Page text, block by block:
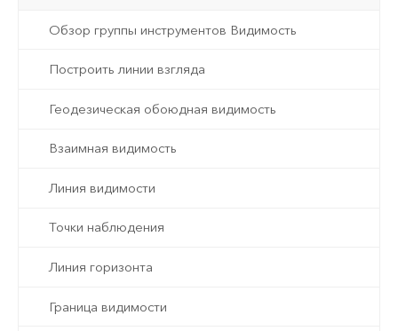
Обзор группы инструментов Видимость
Построить линии взгляда
Геодезическая обоюдная видимость
Взаимная видимость
Линия видимости
Точки наблюдения
Линия горизонта
Граница видимости